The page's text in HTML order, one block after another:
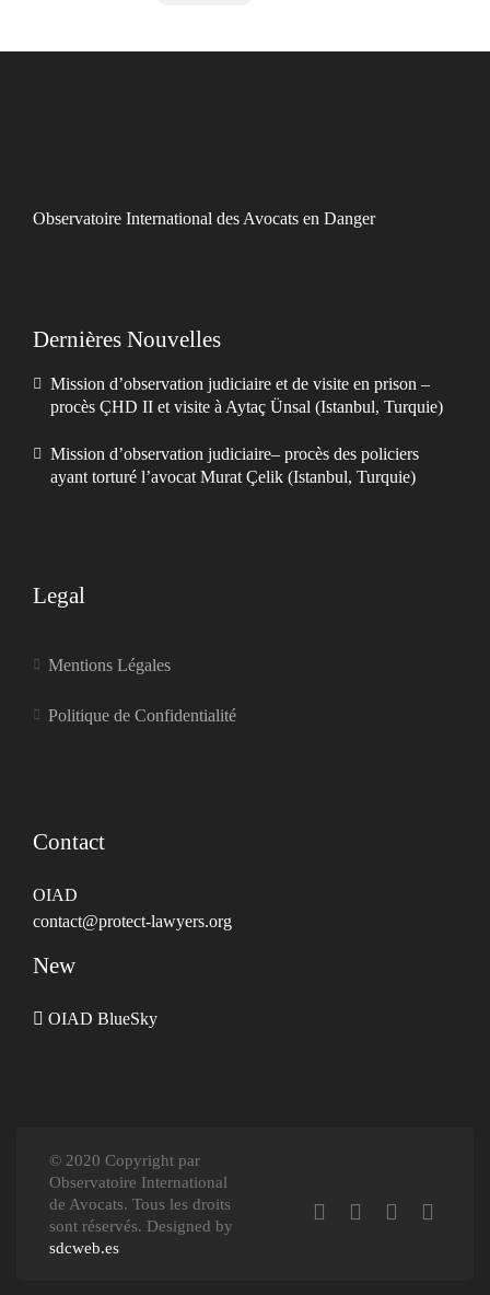
Observatoire International des Avocats en Danger
Dernières Nouvelles
Mission d’observation judiciaire et de visite en prison –
procès ÇHD II et visite à Aytaç Ünsal (Istanbul, Turquie)
Mission d’observation judiciaire– procès des policiers
ayant torturé l’avocat Murat Çelik (Istanbul, Turquie)
Legal
Mentions Légales
Politique de Confidentialité
Contact
OIAD
contact@protect-lawyers.org
New
OIAD BlueSky
© 2020 Copyright par
Observatoire International
de Avocats. Tous les droits
sont réservés. Designed by
sdcweb.es